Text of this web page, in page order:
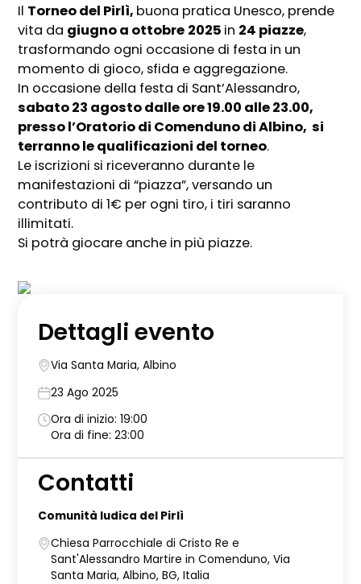
Il Torneo del Pirlì, buona pratica Unesco, prende
vita da giugno a ottobre 2025 in 24 piazze,
trasformando ogni occasione di festa in un
momento di gioco, sfida e aggregazione.
In occasione della festa di Sant’Alessandro,
sabato 23 agosto dalle ore 19.00 alle 23.00,
presso l’Oratorio di Comenduno di Albino, si
terranno le qualificazioni del torneo.
Le iscrizioni si riceveranno durante le
manifestazioni di “piazza”, versando un
contributo di 1€ per ogni tiro, i tiri saranno
illimitati.
Si potrà giocare anche in più piazze.
Dettagli evento
Via Santa Maria, Albino
23 Ago 2025
Ora di inizio: 19:00
Ora di fine: 23:00
Contatti
Comunità ludica del Pirlì
Chiesa Parrocchiale di Cristo Re e
Sant'Alessandro Martire in Comenduno, Via
Santa Maria, Albino, BG, Italia